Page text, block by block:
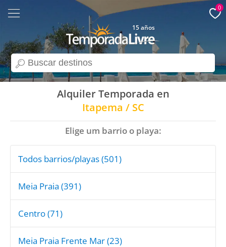
search
15 años
0
Alquiler Temporada en
Itapema / SC
Elige um barrio o playa:
Todos barrios/playas (501)
Meia Praia (391)
Centro (71)
Meia Praia Frente Mar (23)